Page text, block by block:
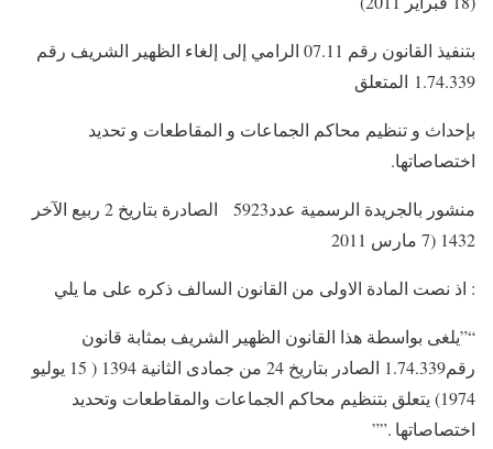
بتنفيذ القانون رقم 07.11 الرامي إلى إلغاء الظهير الشريف رقم
1.74.339 المتعلق
بإحداث و تنظيم محاكم الجماعات و المقاطعات و تحديد
اختصاصاتها.
منشور بالجريدة الرسمية عدد5923 الصادرة بتاريخ 2 ربيع الآخر
1432 (7 مارس 2011
: اذ نصت المادة الاولى من القانون السالف ذكره على ما يلي
“”يلغى بواسطة هذا القانون الظهير الشريف بمثابة قانون
رقم1.74.339 الصادر بتاريخ 24 من جمادى الثانية 1394 ( 15 يوليو
1974) يتعلق بتنظيم محاكم الجماعات والمقاطعات وتحديد
اختصاصاتها .””